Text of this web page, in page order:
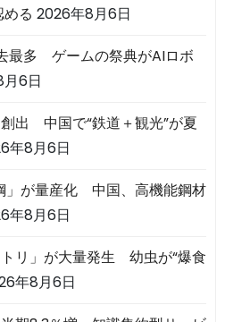
る 2026年8月6日
最多 ゲームの祭典がAIロボ
6日
創出 中国で“鉄道＋観光”が夏
年8月6日
」が量産化 中国、高機能鋼材
年8月6日
リ」が大量発生 幼虫が“爆食
年8月6日